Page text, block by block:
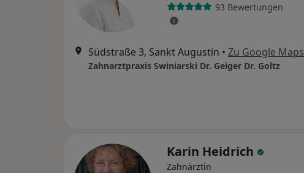
93 Bewertungen
Südstraße 3, Sankt Augustin • Zu Google Maps
Zahnarztpraxis Swiniarski Dr. Geiger Dr. Goltz
Karin Heidrich
Zahnärztin